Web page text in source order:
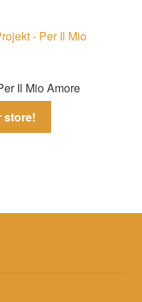
Il Mio Amore
store!